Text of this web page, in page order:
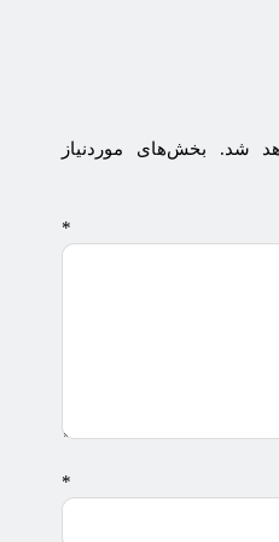
شد.
بخش‌های موردنیاز
*
*